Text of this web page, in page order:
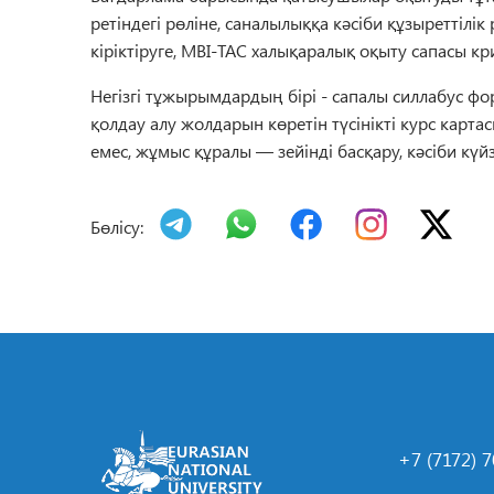
ретіндегі рөліне, саналылыққа кәсіби
кіріктіруге, MBI-TAC халықаралық оқыту сапасы
Негізгі тұжырымдардың бірі - сапалы силлабус
қолдау алу жолдарын көретін түсінікті курс
емес, жұмыс құралы — зейінді басқару, кәсіби
Бөлісу:
+7 (7172)